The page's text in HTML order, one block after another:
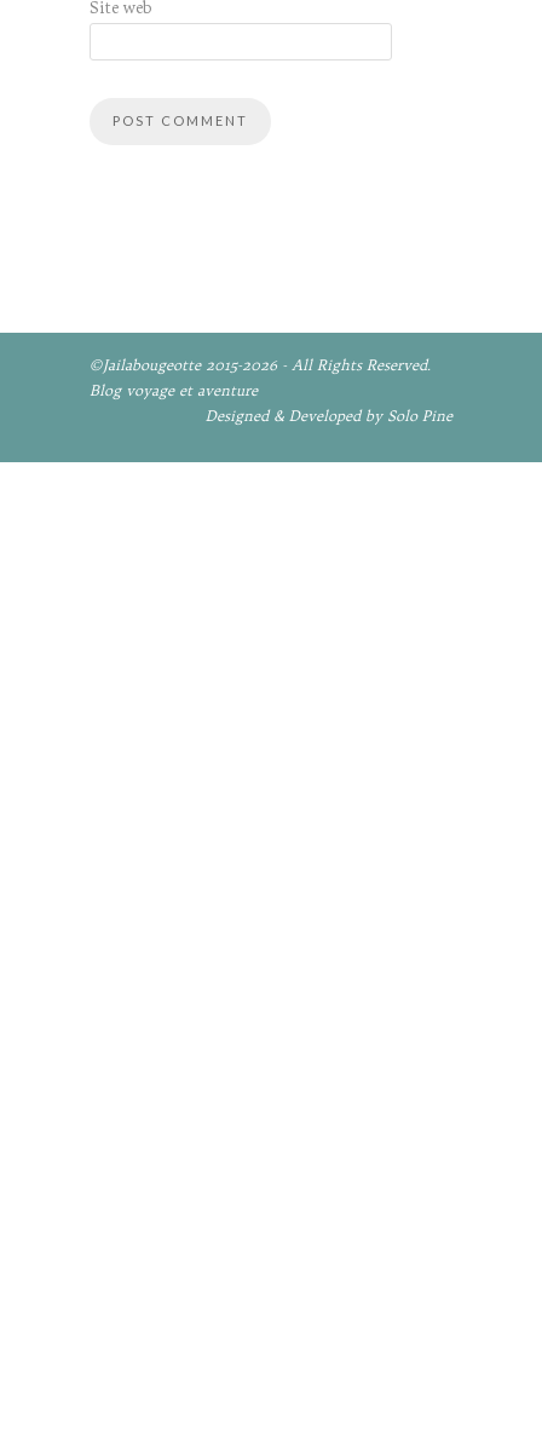
Site web
©Jailabougeotte 2015-2026 - All Rights Reserved.
Blog voyage et aventure
Designed & Developed by Solo Pine